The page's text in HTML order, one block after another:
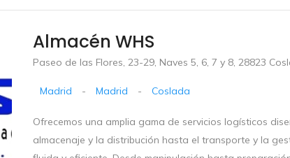
Almacén WHS
Paseo de las Flores, 23-29, Naves 5, 6, 7 y 8, 28823
Madrid - Madrid - Coslada
Ofrecemos una amplia gama de servicios logísticos
almacenaje y la distribución hasta el transporte y la